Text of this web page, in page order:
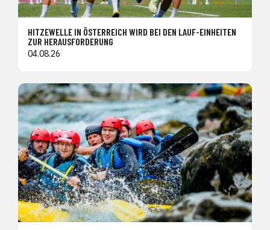
HITZEWELLE IN ÖSTERREICH WIRD BEI DEN LAUF-EINHEITEN
ZUR HERAUSFORDERUNG
04.08.26